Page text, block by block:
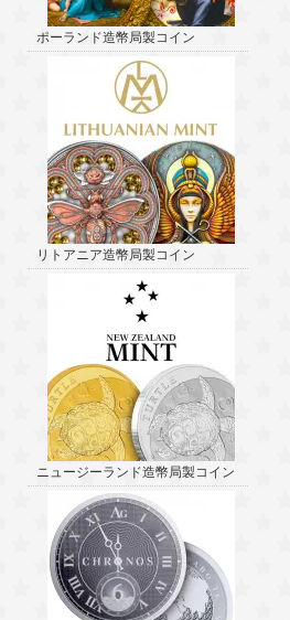
ポーランド造幣局製コイン
リトアニア造幣局製コイン
ニュージーランド造幣局製コイン